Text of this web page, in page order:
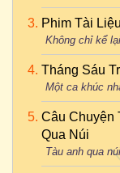
Phim Tài
Không chỉ kể
Tháng Sáu
Một ca khúc
Câu Chuyện
Qua Núi
Tàu anh qua